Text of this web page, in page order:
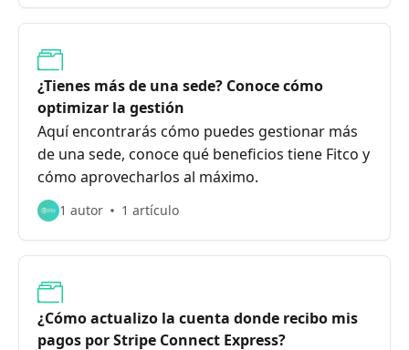
¿Tienes más de una sede? Conoce cómo
optimizar la gestión
Aquí encontrarás cómo puedes gestionar más
de una sede, conoce qué beneficios tiene Fitco y
cómo aprovecharlos al máximo.
1 autor 1 artículo
¿Cómo actualizo la cuenta donde recibo mis
pagos por Stripe Connect Express?